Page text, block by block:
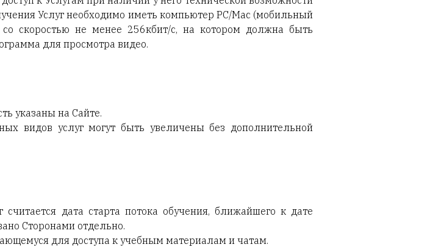
Услуг необходимо иметь компьютер PC/Mac (мобильный
скоростью не менее 256кбит/с, на котором должна быть
для просмотра видео.
указаны на Сайте.
видов услуг могут быть увеличены без дополнительной
дата старта потока обучения, ближайшего к дате
Сторонами отдельно.
для доступа к учебным материалам и чатам.